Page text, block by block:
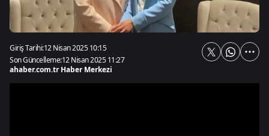
Giriş Tarihi:12 Nisan 2025 10:15
Son Güncelleme:12 Nisan 2025 11:27
ahaber.com.tr Haber Merkezi